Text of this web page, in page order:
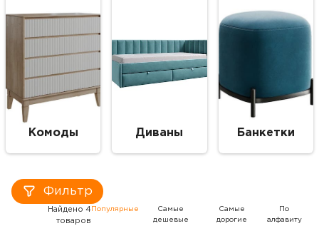
Комоды Диваны Банкетки
Фильтр
Найдено 4
товаров
Популярные
Самые
дешевые
Самые
дорогие
По
алфавиту